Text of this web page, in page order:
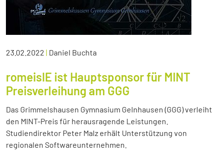
23.02.2022 | Daniel Buchta
romeisIE ist Hauptsponsor für MINT
Preisverleihung am GGG
Das Grimmelshausen Gymnasium Gelnhausen (GGG) verleiht
den MINT-Preis für herausragende Leistungen.
Studiendirektor Peter Malz erhält Unterstützung von
regionalen Softwareunternehmen.